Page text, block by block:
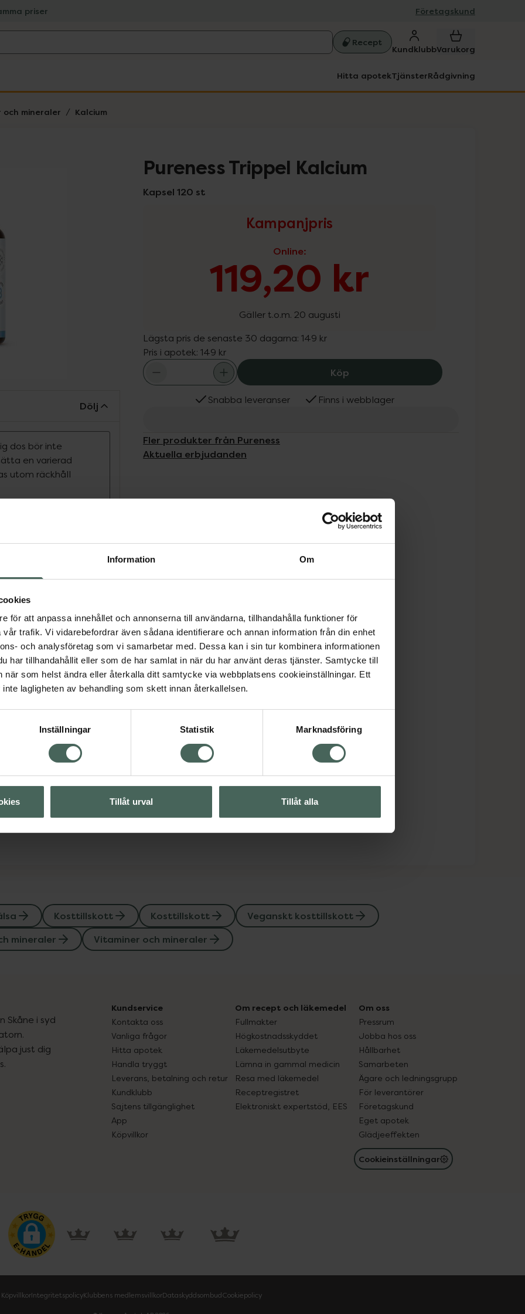
Information Om
för att anpassa innehållet och annonserna till användarna, tillhandahålla funktioner för
trafik. Vi vidarebefordrar även sådana identifierare och annan information från din enhet
och analysföretag som vi samarbetar med. Dessa kan i sin tur kombinera informationen
har tillhandahållit eller som de har samlat in när du har använt deras tjänster. Samtycke till
när som helst ändra eller återkalla ditt samtycke via webbplatsens cookieinställningar. Ett
lagligheten av behandling som skett innan återkallelsen.
Inställningar Statistik Marknadsföring
Tillåt urval Tillåt alla
priser Företagskund
Recept
KundklubbVarukorg
Hitta apotekTjänsterRådgivning
och mineraler Kalcium
Pureness Trippel Kalcium
Kapsel 120 st
Kampanjpris
Online:
119,20 kr
Gäller t.o.m. 20 augusti
Lägsta pris de senaste 30 dagarna: 149 kr
Pris i apotek: 149 kr
Köp Pureness Trippel Kalcium, 119.2 kr.
Snabba leveranser Finns i webblager
Fler produkter från Pureness
Aktuella erbjudanden
Dölj
dos bör inte
en varierad
utom räckhåll
former av
kalciumbisglycinat.
din kropp drar nytta av
Kalcium är ett
bibehålla normala ben
muskelfunktion och
och tillverkad i
som vill stödja sin
sätt. Inga
kvalitet utan onödiga
Kosttillskott
Visa
Visa
Kosttillskott Kosttillskott
Veganskt kosttillskott
mineraler Vitaminer och mineraler
Skåne i syd
just dig
Kundservice
Kontakta oss
Vanliga frågor
Hitta apotek
Handla tryggt
Leverans, betalning och retur
Kundklubb
Sajtens tillgänglighet
App
Köpvillkor
Om recept och läkemedel
Fullmakter
Högkostnadsskyddet
Läkemedelsutbyte
Lämna in gammal medicin
Resa med läkemedel
Receptregistret
Elektroniskt expertstöd, EES
Om oss
Pressrum
Jobba hos oss
Hållbarhet
Samarbeten
Ägare och ledningsgrupp
För leverantörer
Företagskund
Eget apotek
Glädjeeffekten
Cookieinställningar
KöpvillkorIntegritetspolicyKlubbens medlemsvillkorDataskyddsombudCookiepolicy